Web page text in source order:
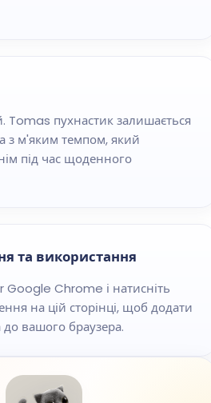
Tomas пухнастик залишається
з м'яким темпом, який
під час щоденного
та використання
Google Chrome і натисніть
на цій сторінці, щоб додати
вашого браузера.